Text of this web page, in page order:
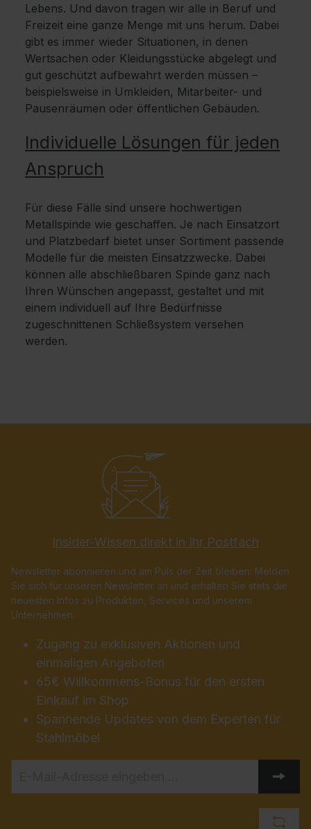
Lebens. Und davon tragen wir alle in Beruf und
Freizeit eine ganze Menge mit uns herum. Dabei
gibt es immer wieder Situationen, in denen
Wertsachen oder Kleidungsstücke abgelegt und
gut geschützt aufbewahrt werden müssen –
beispielsweise in Umkleiden, Mitarbeiter- und
Pausenräumen oder öffentlichen Gebäuden.
Individuelle Lösungen für jeden
Anspruch
Für diese Fälle sind unsere hochwertigen
Metallspinde wie geschaffen. Je nach Einsatzort
und Platzbedarf bietet unser Sortiment passende
Modelle für die meisten Einsatzzwecke. Dabei
können alle abschließbaren Spinde ganz nach
Ihren Wünschen angepasst, gestaltet und mit
einem individuell auf Ihre Bedürfnisse
zugeschnittenen Schließsystem versehen
werden.
Insider-Wissen direkt in Ihr Postfach
Newsletter abonnieren und am Puls der Zeit bleiben: Melden
Sie sich für unseren Newsletter an und erhalten Sie stets die
neuesten Infos zu Produkten, Services und unserem
Unternehmen.
Zugang zu exklusiven Aktionen und
einmaligen Angeboten
65€ Willkommens-Bonus für den ersten
Einkauf im Shop
Spannende Updates von dem Experten für
Stahlmöbel